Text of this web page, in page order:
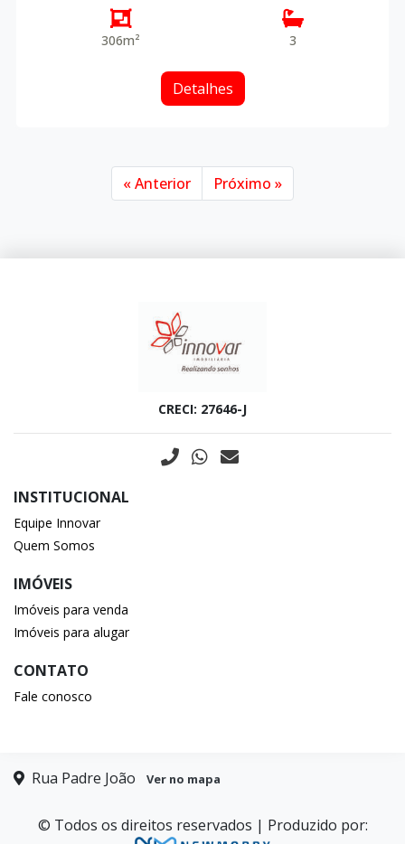
306m² 3
Detalhes
« Anterior Próximo »
CRECI: 27646-J
INSTITUCIONAL
Equipe Innovar
Quem Somos
IMÓVEIS
Imóveis para venda
Imóveis para alugar
CONTATO
Fale conosco
Rua Padre João Ver no mapa
© Todos os direitos reservados | Produzido por: